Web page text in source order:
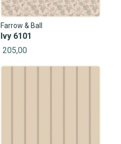
Farrow & Ball
Ivy 6101
205,00